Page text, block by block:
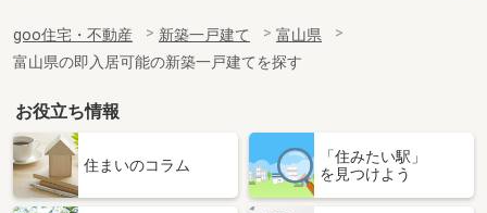
goo住宅・不動産 新築一戸建て
富山県
富山県の即入居可能の新築一戸建てを探す
お役立ち情報
住まいのコラム
「住みたい駅」
を見つけよう